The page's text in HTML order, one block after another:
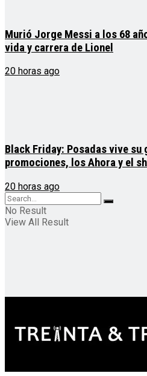
Murió Jorge Messi a los 68
vida y carrera de Lionel
20 horas ago
Black Friday: Posadas vive
promociones, los Ahora y el
20 horas ago
No Result
View All Result